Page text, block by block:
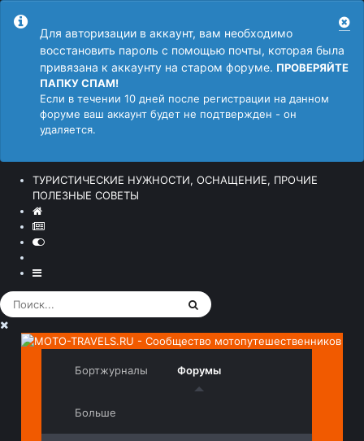
Для авторизации в аккаунт, вам необходимо
восстановить пароль с помощью почты, которая была
привязана к аккаунту на старом форуме. ПРОВЕРЯЙТЕ
ПАПКУ СПАМ!
Если в течении 10 дней после регистрации на данном
форуме ваш аккаунт будет не подтвержден - он
удаляется.
ТУРИСТИЧЕСКИЕ НУЖНОСТИ, ОСНАЩЕНИЕ, ПРОЧИЕ
ПОЛЕЗНЫЕ СОВЕТЫ
Бортжурналы Форумы
Больше